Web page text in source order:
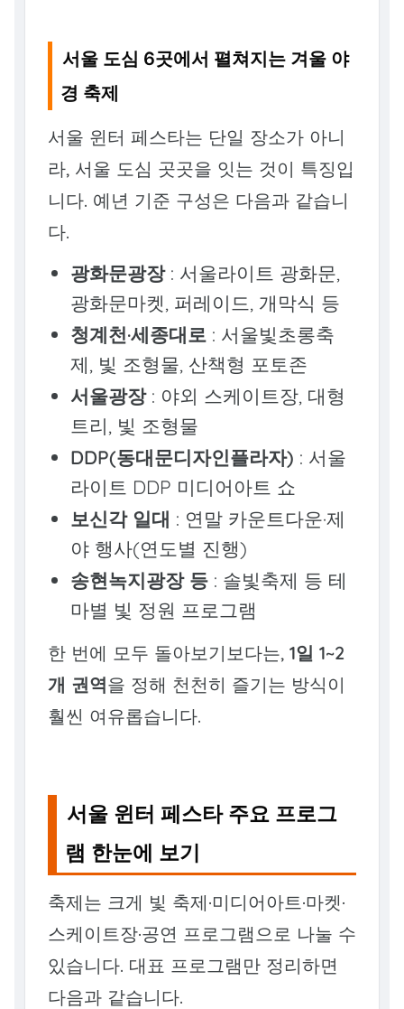
서울 도심 6곳에서 펼쳐지는 겨울 야
경 축제
서울 윈터 페스타는 단일 장소가 아니
라, 서울 도심 곳곳을 잇는 것이 특징입
니다. 예년 기준 구성은 다음과 같습니
다.
광화문광장: 서울라이트 광화문,
광화문마켓, 퍼레이드, 개막식 등
청계천·세종대로: 서울빛초롱축
제, 빛 조형물, 산책형 포토존
서울광장: 야외 스케이트장, 대형
트리, 빛 조형물
DDP(동대문디자인플라자) : 서울
라이트 DDP 미디어아트 쇼
보신각 일대 : 연말 카운트다운·제
야 행사(연도별 진행)
송현녹지광장 등: 솔빛축제 등 테
마별 빛 정원 프로그램
한 번에 모두 돌아보기보다는, 1일 1~2
개 권역을 정해 천천히 즐기는 방식이
훨씬 여유롭습니다.
서울 윈터 페스타 주요 프로그
램 한눈에 보기
축제는 크게 빛 축제·미디어아트·마켓·
스케이트장·공연 프로그램으로 나눌 수
있습니다. 대표 프로그램만 정리하면
다음과 같습니다.